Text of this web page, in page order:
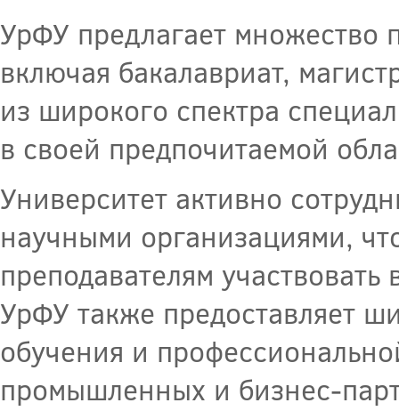
УрФУ предлагает множество
включая бакалавриат,
из широкого спектра
в своей предпочитаемой
Университет активно
научными организациями,
преподавателям
УрФУ также предоставляет
обучения и
промышленных и бизнес-